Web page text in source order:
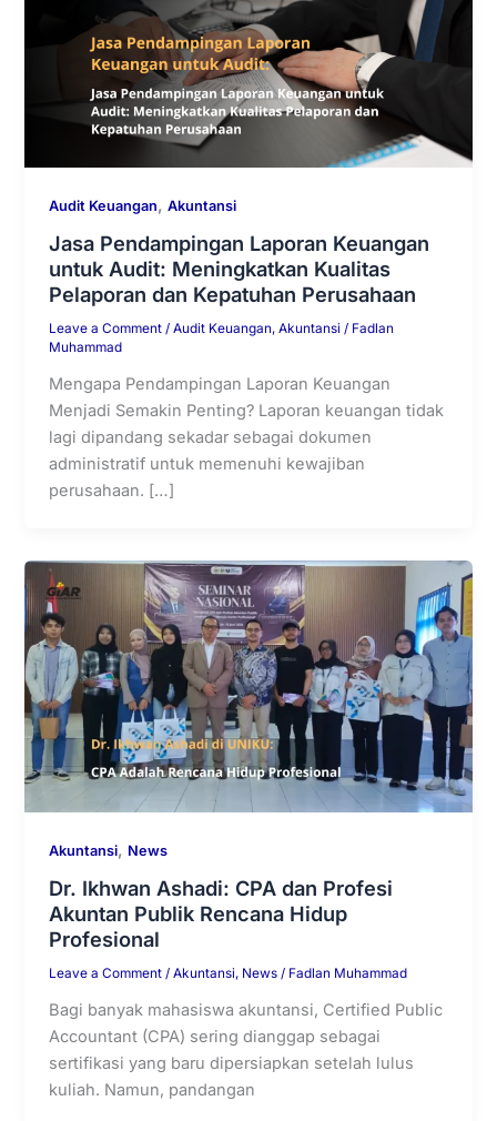
Audit Keuangan,Akuntansi
Jasa Pendampingan Laporan Keuangan
untuk Audit: Meningkatkan Kualitas
Pelaporan dan Kepatuhan Perusahaan
Leave a Comment /Audit Keuangan,Akuntansi / Fadlan
Muhammad
Mengapa Pendampingan Laporan Keuangan
Menjadi Semakin Penting? Laporan keuangan tidak
lagi dipandang sekadar sebagai dokumen
administratif untuk memenuhi kewajiban
perusahaan. […]
Akuntansi, News
Dr. Ikhwan Ashadi: CPA dan Profesi
Akuntan Publik Rencana Hidup
Profesional
Leave a Comment /Akuntansi, News / Fadlan Muhammad
Bagi banyak mahasiswa akuntansi, Certified Public
Accountant (CPA) sering dianggap sebagai
sertifikasi yang baru dipersiapkan setelah lulus
kuliah. Namun, pandangan